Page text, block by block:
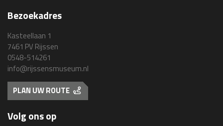
Bezoekadres
Kasteellaan 1
7461 PV Rijssen
0548-514261
info@rijssensmuseum.nl
PLAN UW ROUTE
Volg ons op